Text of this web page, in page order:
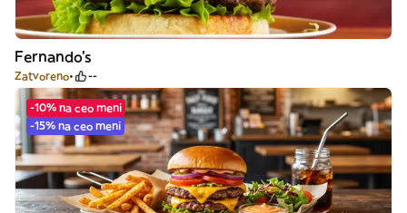
Fernando's
Zatvoreno --
-10% na ceo meni
-15% na ceo meni